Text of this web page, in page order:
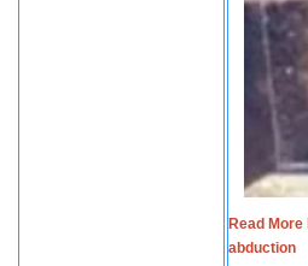
Read
abduction